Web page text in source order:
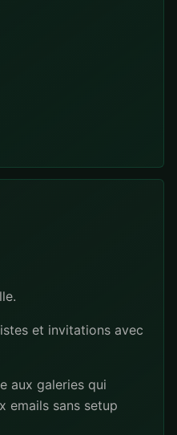
et invitations avec
aux galeries qui
emails sans setup